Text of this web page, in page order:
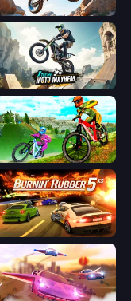
Trial Mania
Xtreme Moto Mayhem
MX Offroad Master
Burnin' Rubber 5 XS